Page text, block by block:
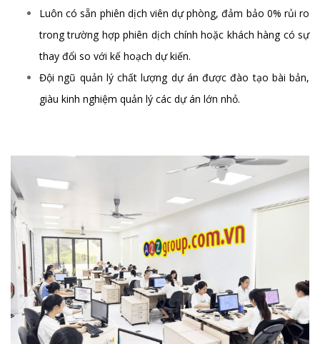
Luôn có sẵn phiên dịch viên dự phòng, đảm bảo 0% rủi ro
trong trường hợp phiên dịch chính hoặc khách hàng có sự
thay đổi so với kế hoạch dự kiến.
Đội ngũ quản lý chất lượng dự án được đào tạo bài bản,
giàu kinh nghiệm quản lý các dự án lớn nhỏ.